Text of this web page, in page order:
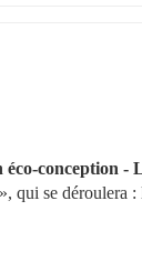
éco-conception
», qui se déroulera